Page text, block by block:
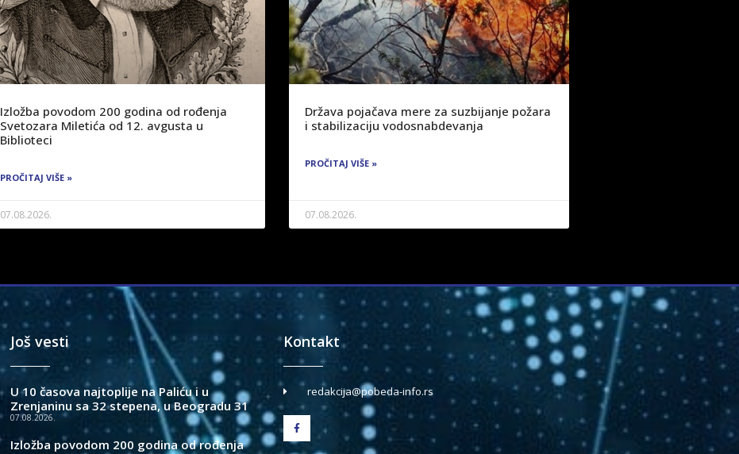
Izložba povodom 200 godina od rođenja
Svetozara Miletića od 12. avgusta u
Biblioteci
PROČITAJ VIŠE »
07.08.2026.
Država pojačava mere za suzbijanje požara
i stabilizaciju vodosnabdevanja
PROČITAJ VIŠE »
07.08.2026.
Još vesti
U 10 časova najtoplije na Paliću i u
Zrenjaninu sa 32 stepena, u Beogradu 31
07.08.2026.
Izložba povodom 200 godina od rođenja
Kontakt
redakcija@pobeda-info.rs